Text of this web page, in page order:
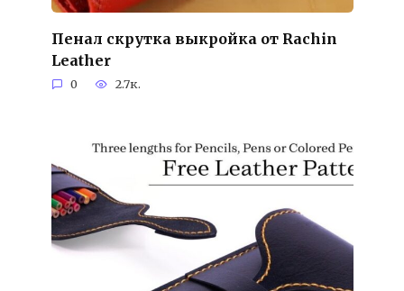
Пенал скрутка выкройка от Rachin
Leather
0 2.7к.